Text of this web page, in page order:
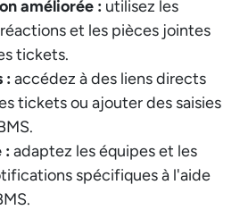
améliorée : utilisez les
et les pièces jointes
tickets.
:accédez à des liens directs
tickets ou ajouter des saisies
:adaptez les équipes et les
spécifiques à l'aide